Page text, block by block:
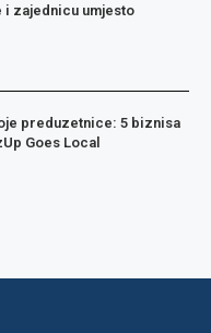
i zajednicu umjesto
preduzetnice: 5 biznisa
Goes Local